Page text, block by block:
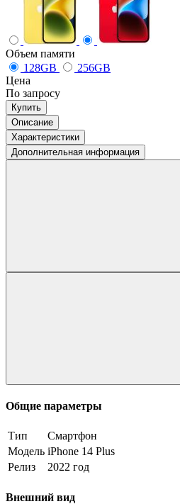
Объем памяти
128GB
256GB
Цена
По запросу
Купить
Описание
Характеристики
Дополнительная информация
Общие параметры
Тип
Смартфон
Модель iPhone 14 Plus
Релиз
2022 год
Внешний вид